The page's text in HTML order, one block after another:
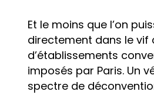
Et le moins que l’on
directement dans le vif
d’établissements
imposés par Paris. Un
spectre de